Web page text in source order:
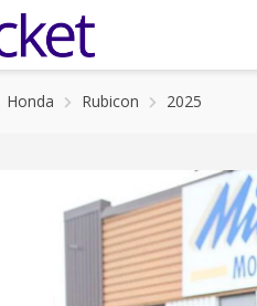
Honda Rubicon 2025